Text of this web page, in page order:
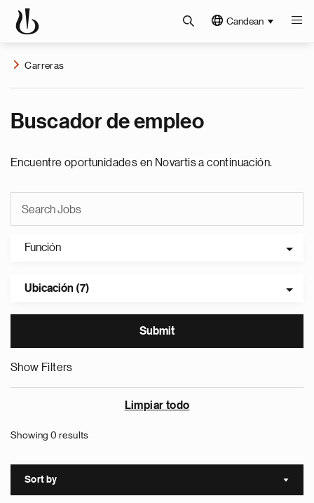
Candean
Carreras
Buscador de empleo
Encuentre oportunidades en Novartis a continuación.
Función
Ubicación (7)
Show Filters
Limpiar todo
Showing 0 results
Sort by Sort